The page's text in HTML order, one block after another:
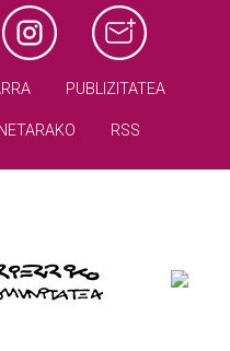
PUBLIZITATEA
RSS